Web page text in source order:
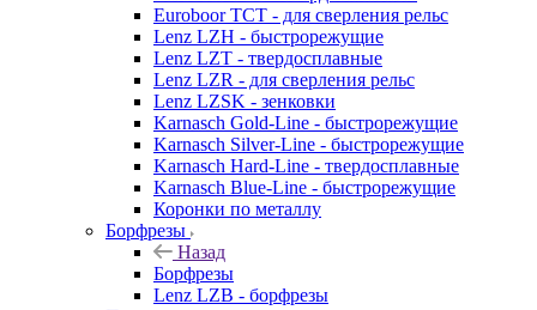
Euroboor TCT - для сверления рельс
Lenz LZH - быстрорежущие
Lenz LZT - твердосплавные
Lenz LZR - для сверления рельс
Lenz LZSK - зенковки
Karnasch Gold-Line - быстрорежущие
Karnasch Silver-Line - быстрорежущие
Karnasch Hard-Line - твердосплавные
Karnasch Blue-Line - быстрорежущие
Коронки по металлу
Борфрезы
Назад
Борфрезы
Lenz LZB - борфрезы